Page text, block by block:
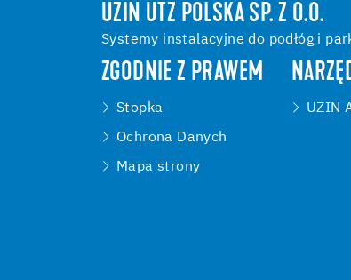
UZIN UTZ POLSKA SP. Z O.O.
Systemy instalacyjne do podłóg i
ZGODNIE Z PRAWEM
Stopka
Ochrona Danych
Mapa strony
UZIN